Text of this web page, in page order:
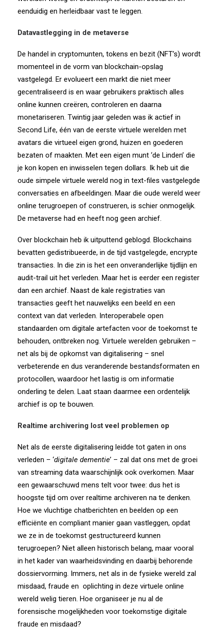
eenduidig en herleidbaar vast te leggen.
Datavastlegging in de metaverse
De handel in cryptomunten, tokens en bezit (NFT’s) wordt
momenteel in de vorm van blockchain-opslag
vastgelegd. Er evolueert een markt die niet meer
gecentraliseerd is en waar gebruikers praktisch alles
online kunnen creëren, controleren en daarna
monetariseren. Twintig jaar geleden was ik actief in
Second Life, één van de eerste virtuele werelden met
avatars die virtueel eigen grond, huizen en goederen
bezaten of maakten. Met een eigen munt ‘de Linden’ die
je kon kopen en inwisselen tegen dollars. Ik heb uit die
oude simpele virtuele wereld nog in text-files vastgelegde
conversaties en afbeeldingen. Maar die oude wereld weer
online terugroepen of construeren, is schier onmogelijk.
De metaverse had en heeft nog geen archief.
Over blockchain heb ik uitputtend geblogd. Blockchains
bevatten gedistribueerde, in de tijd vastgelegde, encrypte
transacties. In die zin is het een onveranderlijke tijdlijn en
audit-trail uit het verleden. Maar het is eerder een register
dan een archief. Naast de kale registraties van
transacties geeft het nauwelijks een beeld en een
context van dat verleden. Interoperabele open
standaarden om digitale artefacten voor de toekomst te
behouden, ontbreken nog. Virtuele werelden gebruiken –
net als bij de opkomst van digitalisering – snel
verbeterende en dus veranderende bestandsformaten en
protocollen, waardoor het lastig is om informatie
onderling te delen. Laat staan daarmee een ordentelijk
archief is op te bouwen.
Realtime archivering lost veel problemen op
Net als de eerste digitalisering leidde tot gaten in ons
verleden – ‘digitale dementie’ – zal dat ons met de groei
van streaming data waarschijnlijk ook overkomen. Maar
een gewaarschuwd mens telt voor twee: dus het is
hoogste tijd om over realtime archiveren na te denken.
Hoe we vluchtige chatberichten en beelden op een
efficiënte en compliant manier gaan vastleggen, opdat
we ze in de toekomst gestructureerd kunnen
terugroepen? Niet alleen historisch belang, maar vooral
in het kader van waarheidsvinding en daarbij behorende
dossiervorming. Immers, net als in de fysieke wereld zal
misdaad, fraude en oplichting in deze virtuele online
wereld welig tieren. Hoe organiseer je nu al de
forensische mogelijkheden voor toekomstige digitale
fraude en misdaad?